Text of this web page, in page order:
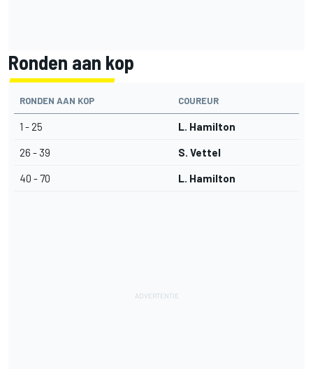
Ronden aan kop
RONDEN AAN KOP COUREUR
1 - 25 L. Hamilton
26 - 39 S. Vettel
40 - 70 L. Hamilton